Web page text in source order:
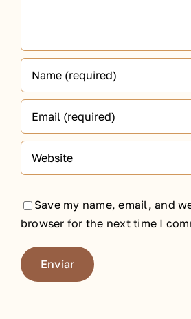
Save my name, email, and
browser for the next time I